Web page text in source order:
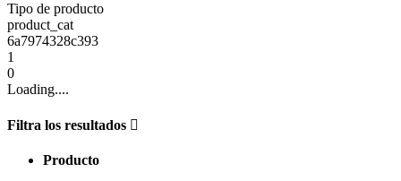
Tipo de producto
product_cat
6a7974328c393
1
0
Loading....
Filtra los resultados
Producto